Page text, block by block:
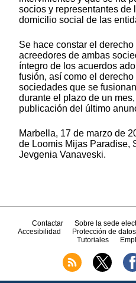
socios y representantes de
domicilio social de las
Se hace constar el
acreedores de ambas
íntegro de los acuerdos
fusión, así como el
sociedades que se
durante el plazo de un
publicación del último
Marbella, 17 de marzo de
de Loomis Mijas Paradise,
Jevgenia Vanaveski.
Contactar Sobre la sede
Accesibilidad
Protección de datos
Tutoriales